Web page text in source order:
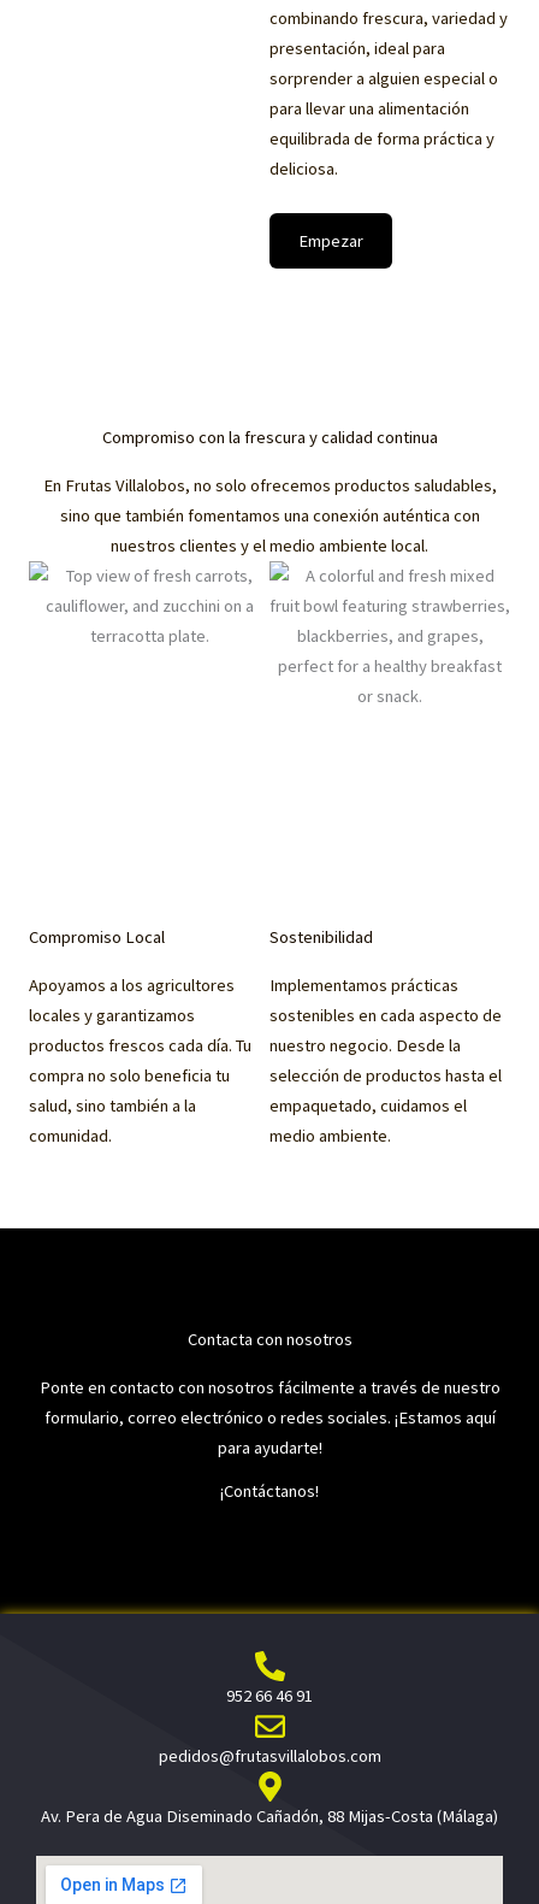
combinando frescura, variedad y
presentación, ideal para
sorprender a alguien especial o
para llevar una alimentación
equilibrada de forma práctica y
deliciosa.
Empezar
Compromiso con la frescura y calidad continua
En Frutas Villalobos, no solo ofrecemos productos saludables,
sino que también fomentamos una conexión auténtica con
nuestros clientes y el medio ambiente local.
Compromiso Local
Apoyamos a los agricultores
locales y garantizamos
productos frescos cada día. Tu
compra no solo beneficia tu
salud, sino también a la
comunidad.
Sostenibilidad
Implementamos prácticas
sostenibles en cada aspecto de
nuestro negocio. Desde la
selección de productos hasta el
empaquetado, cuidamos el
medio ambiente.
Contacta con nosotros
Ponte en contacto con nosotros fácilmente a través de nuestro
formulario, correo electrónico o redes sociales. ¡Estamos aquí
para ayudarte!
¡Contáctanos!
952 66 46 91
pedidos@frutasvillalobos.com
Av. Pera de Agua Diseminado Cañadón, 88 Mijas-Costa (Málaga)